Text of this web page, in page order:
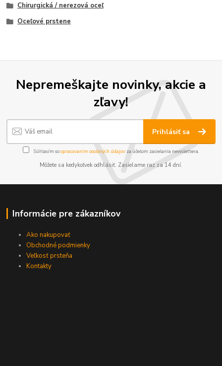
Chirurgická / nerezová oceľ
Oceľové prstene
Nepremeškajte novinky, akcie a
zľavy!
Prihlásiť sa
Súhlasím sospracovaním osobných údajov za účelom zasielania newslettera.
Môžete sa kedykoľvek odhlásiť. Zasielame raz za 14 dní.
Informácie pre zákazníkov
Ako nakupovať
Obchodné podmienky
Veľkosť prsteňa
Kontakty